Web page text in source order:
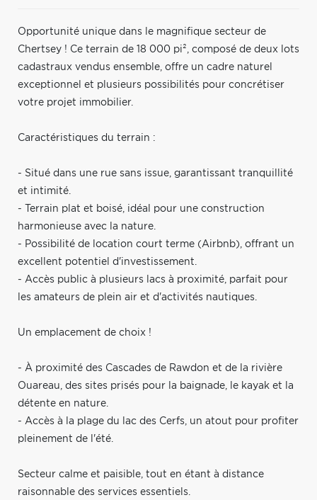
Opportunité unique dans le magnifique secteur de
Chertsey ! Ce terrain de 18 000 pi², composé de deux lots
cadastraux vendus ensemble, offre un cadre naturel
exceptionnel et plusieurs possibilités pour concrétiser
votre projet immobilier.
Caractéristiques du terrain :
- Situé dans une rue sans issue, garantissant tranquillité
et intimité.
- Terrain plat et boisé, idéal pour une construction
harmonieuse avec la nature.
- Possibilité de location court terme (Airbnb), offrant un
excellent potentiel d'investissement.
- Accès public à plusieurs lacs à proximité, parfait pour
les amateurs de plein air et d'activités nautiques.
Un emplacement de choix !
- À proximité des Cascades de Rawdon et de la rivière
Ouareau, des sites prisés pour la baignade, le kayak et la
détente en nature.
- Accès à la plage du lac des Cerfs, un atout pour profiter
pleinement de l'été.
Secteur calme et paisible, tout en étant à distance
raisonnable des services essentiels.